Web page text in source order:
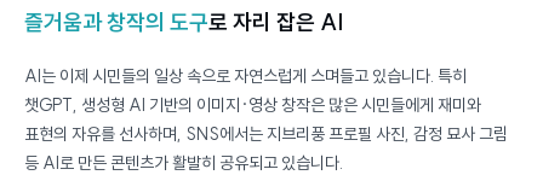
즐거움과 창작의 도구로 자리 잡은 AI
AI는 이제 시민들의 일상 속으로 자연스럽게 스며들고 있습니다. 특히
챗GPT, 생성형 AI 기반의 이미지·영상 창작은 많은 시민들에게 재미와
표현의 자유를 선사하며, SNS에서는 지브리풍 프로필 사진, 감정 묘사 그림
등 AI로 만든 콘텐츠가 활발히 공유되고 있습니다.